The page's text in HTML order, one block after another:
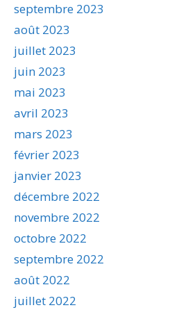
septembre 2023
août 2023
juillet 2023
juin 2023
mai 2023
avril 2023
mars 2023
février 2023
janvier 2023
décembre 2022
novembre 2022
octobre 2022
septembre 2022
août 2022
juillet 2022